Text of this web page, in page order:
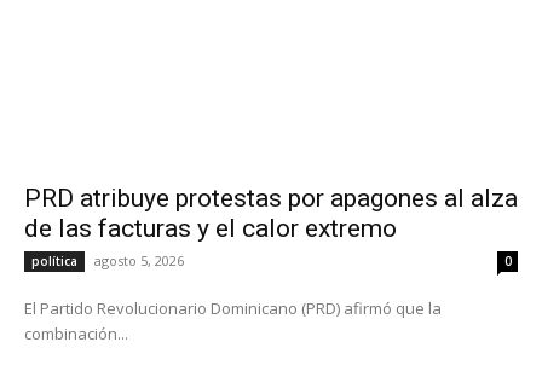
PRD atribuye protestas por apagones al alza
de las facturas y el calor extremo
política agosto 5, 2026 0
El Partido Revolucionario Dominicano (PRD) afirmó que la
combinación...